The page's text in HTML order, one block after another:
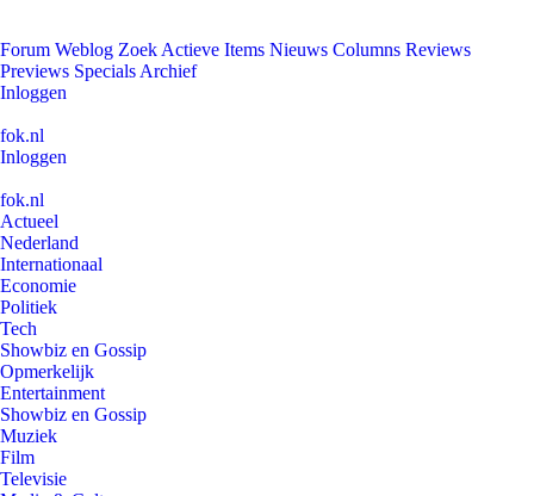
Forum Weblog Zoek Actieve Items Nieuws Columns Reviews
Previews Specials Archief
Inloggen
fok.nl
Inloggen
fok.nl
Actueel
Nederland
Internationaal
Economie
Politiek
Tech
Showbiz en Gossip
Opmerkelijk
Entertainment
Showbiz en Gossip
Muziek
Film
Televisie